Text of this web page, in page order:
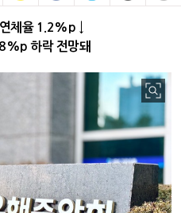
체율 1.2%p ↓
하락 전망돼